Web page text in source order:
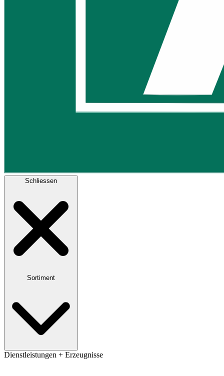
Schliessen
Sortiment
Dienstleistungen + Erzeugnisse